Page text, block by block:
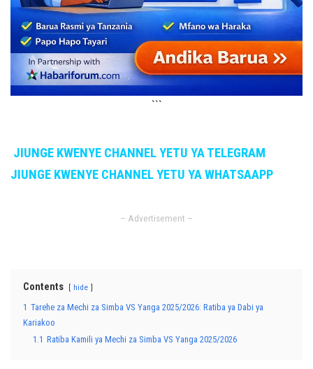
```
JIUNGE KWENYE CHANNEL YETU YA TELEGRAM
JIUNGE KWENYE CHANNEL YETU YA WHATSAAPP
– Advertisement –
Contents hide
1 Tarehe za Mechi za Simba VS Yanga 2025/2026: Ratiba ya Dabi ya
Kariakoo
1.1 Ratiba Kamili ya Mechi za Simba VS Yanga 2025/2026